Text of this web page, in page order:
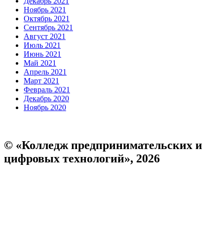
Ноябрь 2021
Октябрь 2021
Сентябрь 2021
Август 2021
Июль 2021
Июнь 2021
Май 2021
Апрель 2021
Март 2021
Февраль 2021
Декабрь 2020
Ноябрь 2020
© «Колледж предпринимательских и
цифровых технологий», 2026